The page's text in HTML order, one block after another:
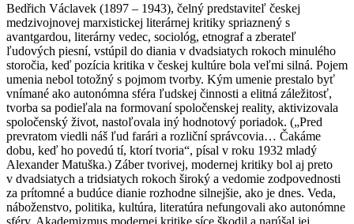
Bedřich Václavek (1897 – 1943), čelný predstaviteľ českej
medzivojnovej marxistickej literárnej kritiky spriaznený s
avantgardou, literárny vedec, sociológ, etnograf a zberateľ
ľudových piesní, vstúpil do diania v dvadsiatych rokoch minulého
storočia, keď pozícia kritika v českej kultúre bola veľmi silná. Pojem
umenia nebol totožný s pojmom tvorby. Kým umenie prestalo byť
vnímané ako autonómna sféra ľudskej činnosti a elitná záležitosť,
tvorba sa podieľala na formovaní spoločenskej reality, aktivizovala
spoločenský život, nastoľovala iný hodnotový poriadok. („Pred
prevratom viedli náš ľud farári a rozliční správcovia… Čakáme
dobu, keď ho povedú tí, ktorí tvoria“, písal v roku 1932 mladý
Alexander Matuška.) Záber tvorivej, modernej kritiky bol aj preto
v dvadsiatych a tridsiatych rokoch široký a vedomie zodpovednosti
za prítomné a budúce dianie rozhodne silnejšie, ako je dnes. Veda,
náboženstvo, politika, kultúra, literatúra nefungovali ako autonómne
sféry. Akademizmus modernej kritike síce škodil a narúšal jej